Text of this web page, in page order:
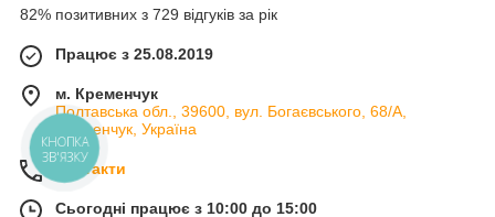
82% позитивних з 729 відгуків за рік
Працює з 25.08.2019
м. Кременчук
Полтавська обл., 39600, вул. Богаєвського, 68/А,
Кременчук, Україна
Контакти
Сьогодні працює з 10:00 до 15:00
КНОПКА
ЗВ'ЯЗКУ